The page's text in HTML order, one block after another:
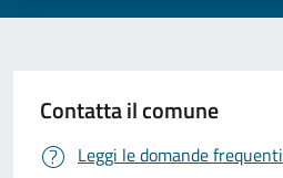
Contatta il comune
Leggi le domande frequenti